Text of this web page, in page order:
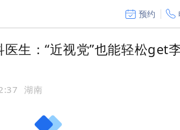
预约
生：“近视党”也能轻松get
湖南